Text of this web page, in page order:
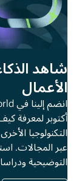
شاهد
الأعمال
أكتوبر لمعرفة
التوضيحية